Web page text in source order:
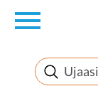
en
Innuttaasunut